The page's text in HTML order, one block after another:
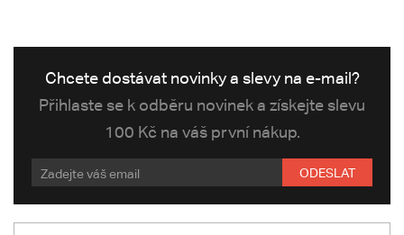
Chcete dostávat novinky a slevy na e-mail?
Přihlaste se k odběru novinek a získejte slevu
100 Kč na váš první nákup.
ODESLAT